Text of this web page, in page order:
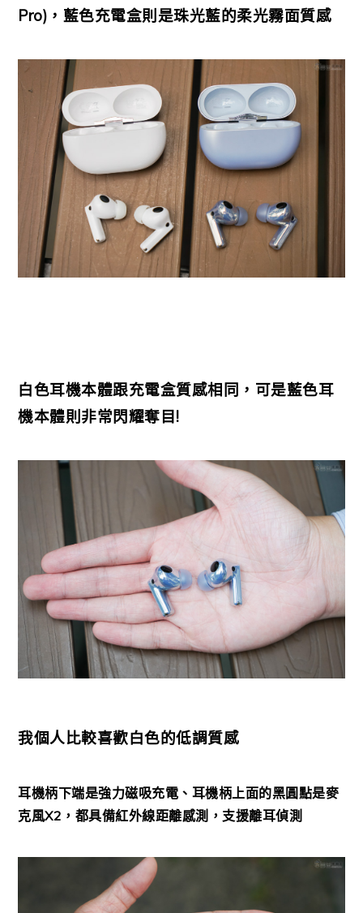
Pro)，藍色充電盒則是珠光藍的柔光霧面質感
白色耳機本體跟充電盒質感相同，可是藍色耳
機本體則非常閃耀奪目!
我個人比較喜歡白色的低調質感
耳機柄下端是強力磁吸充電、耳機柄上面的黑圓點是麥
克風X2，都具備紅外線距離感測，支援離耳偵測